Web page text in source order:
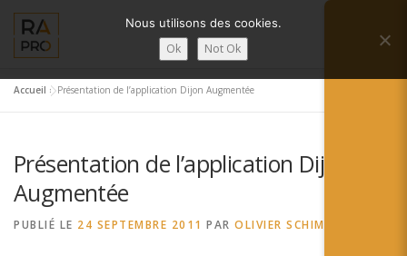
contenu
Menu
SERVICES RA’PRO ACTUALITÉ DE LA RA
Accueil »Présentation de l’application Dijon Augmentée
Présentation de l’application Dijon
Augmentée
PUBLIÉ LE 24 SEPTEMBRE 2011 PAR OLIVIER SCHIMPF
Nous utilisons des cookies.
Ok Not Ok